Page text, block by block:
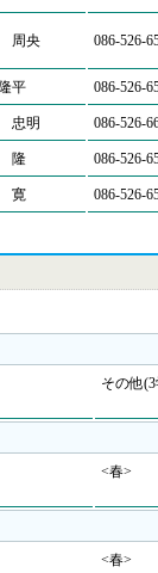
周央 086-526-
平 086-526-
忠明 086-526-
隆 086-526-
寛 086-526-
その他
<春>
<春>